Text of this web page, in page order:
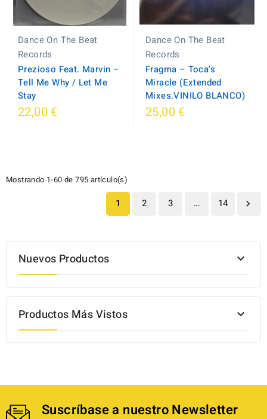
Dance On The Beat
Records
Prezioso Feat. Marvin –
Tell Me Why / Let Me
Stay
22,00 €
Dance On The Beat
Records
Fragma – Toca's
Miracle (Extended
Mixes.VINILO BLANCO)
25,00 €
Mostrando 1-60 de 795 artículo(s)
1 2 3 … 14 
Nuevos Productos 
Productos Más Vistos 
Suscríbase a nuestro Newsletter